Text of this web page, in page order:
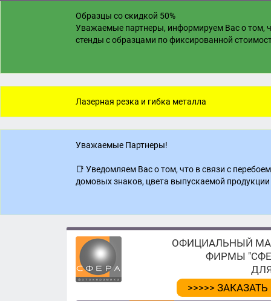
Образцы со скидкой 50%
Уважаемые партнеры, информируем Вас о том,
стенды с образцами по фиксированной
Лазерная резка и гибка металла
Уважаемые Партнеры!
📑 Уведомляем Вас о том, что в связи с
домовых знаков, цвета выпускаемой
ОФИЦИАЛЬНЫЙ
ФИРМЫ
>>>>>